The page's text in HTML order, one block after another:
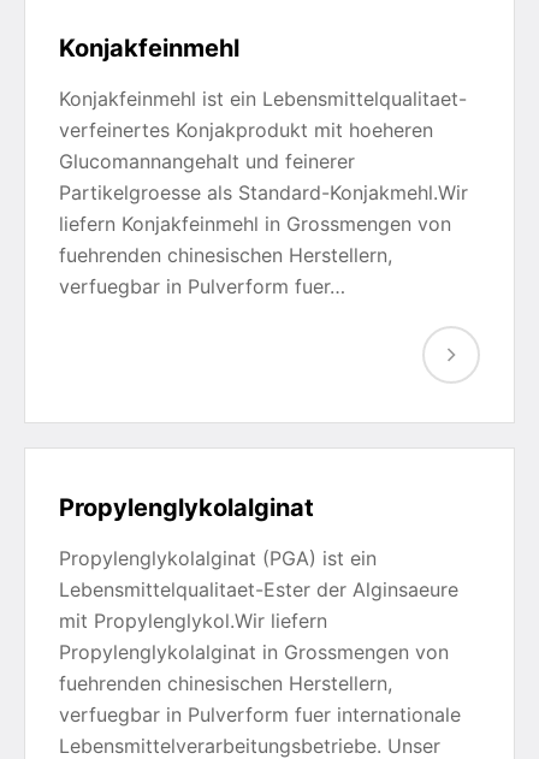
Konjakfeinmehl
Konjakfeinmehl ist ein Lebensmittelqualitaet-
verfeinertes Konjakprodukt mit hoeheren
Glucomannangehalt und feinerer
Partikelgroesse als Standard-Konjakmehl.Wir
liefern Konjakfeinmehl in Grossmengen von
fuehrenden chinesischen Herstellern,
verfuegbar in Pulverform fuer…
Propylenglykolalginat
Propylenglykolalginat (PGA) ist ein
Lebensmittelqualitaet-Ester der Alginsaeure
mit Propylenglykol.Wir liefern
Propylenglykolalginat in Grossmengen von
fuehrenden chinesischen Herstellern,
verfuegbar in Pulverform fuer internationale
Lebensmittelverarbeitungsbetriebe. Unser